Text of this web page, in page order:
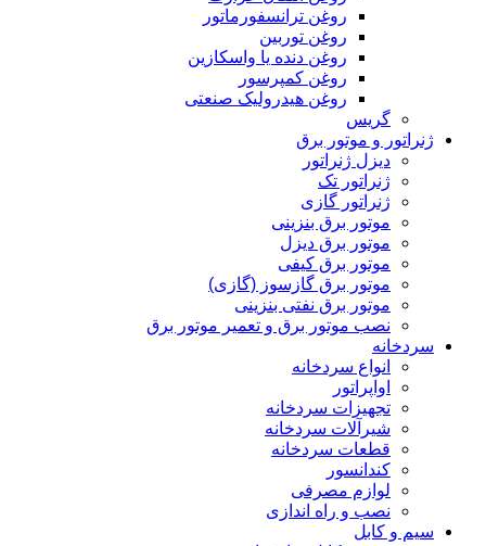
روغن ترانسفورماتور
روغن توربین
روغن دنده یا واسکازین
روغن کمپرسور
روغن هیدرولیک صنعتی
گریس
ژنراتور و موتور برق
دیزل ژنراتور
ژنراتور تک
ژنراتور گازی
موتور برق بنزینی
موتور برق دیزل
موتور برق کیفی
موتور برق گازسوز (گازی)
موتور برق نفتی بنزینی
نصب موتور برق و تعمیر موتور برق
سردخانه
انواع سردخانه
اواپراتور
تجهیزات سردخانه
شیرآلات سردخانه
قطعات سردخانه
کندانسور
لوازم مصرفی
نصب و راه اندازی
سیم و کابل